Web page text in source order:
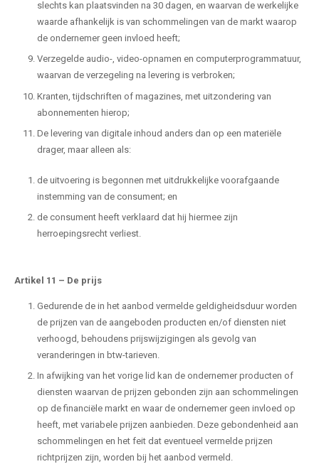
slechts kan plaatsvinden na 30 dagen, en waarvan de werkelijke
waarde afhankelijk is van schommelingen van de markt waarop
de ondernemer geen invloed heeft;
Verzegelde audio-, video-opnamen en computerprogrammatuur,
waarvan de verzegeling na levering is verbroken;
Kranten, tijdschriften of magazines, met uitzondering van
abonnementen hierop;
De levering van digitale inhoud anders dan op een materiële
drager, maar alleen als:
de uitvoering is begonnen met uitdrukkelijke voorafgaande
instemming van de consument; en
de consument heeft verklaard dat hij hiermee zijn
herroepingsrecht verliest.
Artikel 11 – De prijs
Gedurende de in het aanbod vermelde geldigheidsduur worden
de prijzen van de aangeboden producten en/of diensten niet
verhoogd, behoudens prijswijzigingen als gevolg van
veranderingen in btw-tarieven.
In afwijking van het vorige lid kan de ondernemer producten of
diensten waarvan de prijzen gebonden zijn aan schommelingen
op de financiële markt en waar de ondernemer geen invloed op
heeft, met variabele prijzen aanbieden. Deze gebondenheid aan
schommelingen en het feit dat eventueel vermelde prijzen
richtprijzen zijn, worden bij het aanbod vermeld.